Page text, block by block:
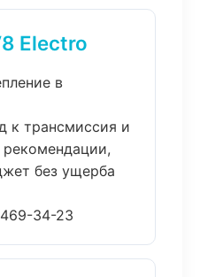
Electro
в
к трансмиссия и
без ущерба
34-23